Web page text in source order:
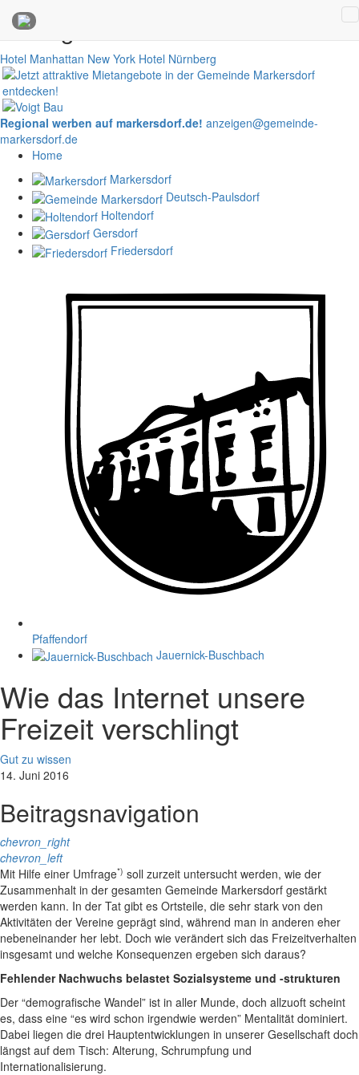
Anzeigen
Hotel Manhattan New York Hotel Nürnberg
Regional werben auf markersdorf.de! anzeigen@gemeinde-
markersdorf.de
Home
Markersdorf
Deutsch-Paulsdorf
Holtendorf
Gersdorf
Friedersdorf
Pfaffendorf
Jauernick-Buschbach
Wie das Internet unsere
Freizeit verschlingt
Gut zu wissen
14. Juni 2016
Beitragsnavigation
chevron_right
chevron_left
Mit Hilfe einer Umfrage*) soll zurzeit untersucht werden, wie der
Zusammenhalt in der gesamten Gemeinde Markersdorf gestärkt
werden kann. In der Tat gibt es Ortsteile, die sehr stark von den
Aktivitäten der Vereine geprägt sind, während man in anderen eher
nebeneinander her lebt. Doch wie verändert sich das Freizeitverhalten
insgesamt und welche Konsequenzen ergeben sich daraus?
Fehlender Nachwuchs belastet Sozialsysteme und -strukturen
Der “demografische Wandel” ist in aller Munde, doch allzuoft scheint
es, dass eine “es wird schon irgendwie werden” Mentalität dominiert.
Dabei liegen die drei Hauptentwicklungen in unserer Gesellschaft doch
längst auf dem Tisch: Alterung, Schrumpfung und
Internationalisierung.